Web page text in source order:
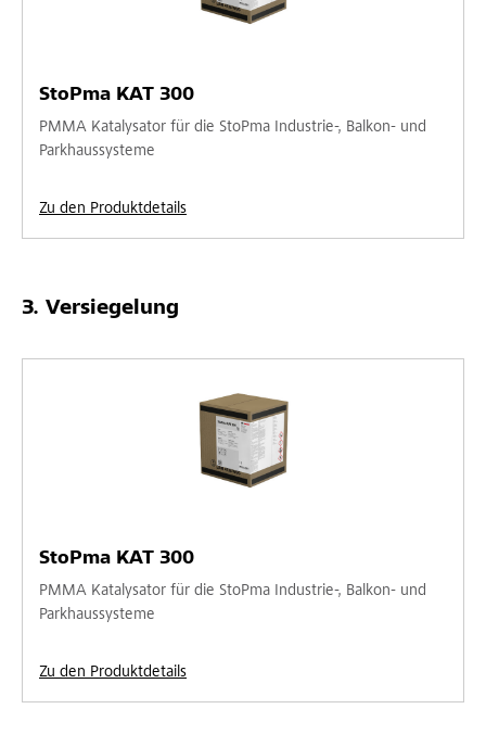
StoPma KAT 300
PMMA Katalysator für die StoPma Industrie-, Balkon- und
Parkhaussysteme
Zu den Produktdetails
Versiegelung
StoPma KAT 300
PMMA Katalysator für die StoPma Industrie-, Balkon- und
Parkhaussysteme
Zu den Produktdetails